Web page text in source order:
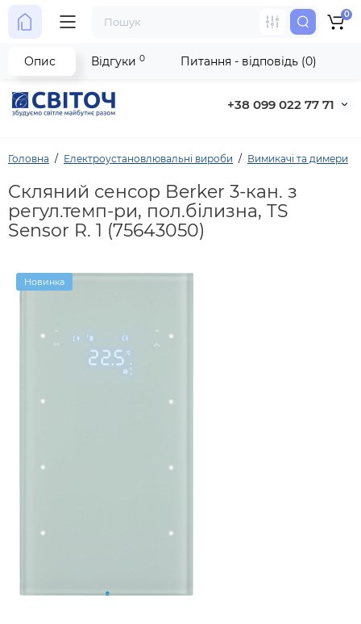
+38 099 022 77 71
0
Головна Електроустановлювальні вироби Вимикачі та димери
Скляний сенсор Berker 3-кан. з
регул.темп-ри, пол.білизна, TS
Sensor R. 1 (75643050)
Новинка
Опис Відгуки 0 Питання - відповідь (0)